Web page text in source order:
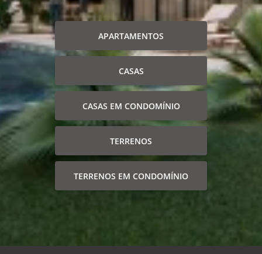
APARTAMENTOS
CASAS
CASAS EM CONDOMÍNIO
TERRENOS
TERRENOS EM CONDOMÍNIO